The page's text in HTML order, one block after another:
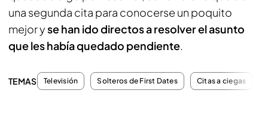
una segunda cita para conocerse un poquito
mejor yse han ido directos a resolver el asunto
que les había quedado pendiente.
TEMAS Televisión Solteros de First Dates Citas a ciegas